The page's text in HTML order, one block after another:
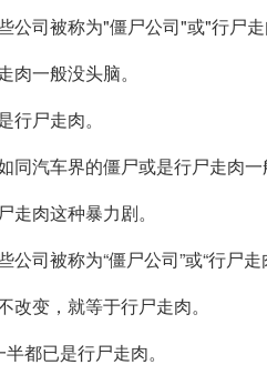
公司被称为"僵尸公司"或"行尸走
肉一般没头脑。
尸走肉。
同汽车界的僵尸或是行尸走肉一
走肉这种暴力剧。
司被称为“僵尸公司”或“行尸走
变，就等于行尸走肉。
都已是行尸走肉。